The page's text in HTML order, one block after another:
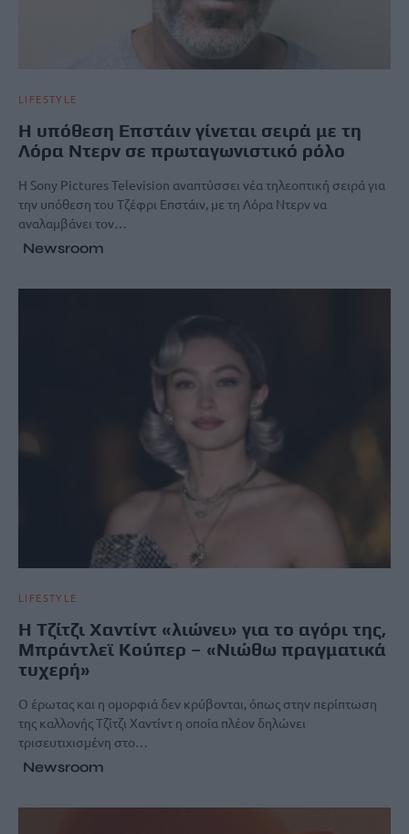
LIFESTYLE
Η υπόθεση Επστάιν γίνεται σειρά με τη
Λόρα Ντερν σε πρωταγωνιστικό ρόλο
Η Sony Pictures Television αναπτύσσει νέα τηλεοπτική σειρά για
την υπόθεση του Τζέφρι Επστάιν, με τη Λόρα Ντερν να
αναλαμβάνει τον…
Newsroom
LIFESTYLE
Η Τζίτζι Χαντίντ «λιώνει» για το αγόρι της,
Μπράντλεϊ Κούπερ – «Νιώθω πραγματικά
τυχερή»
Ο έρωτας και η ομορφιά δεν κρύβονται, όπως στην περίπτωση
της καλλονής Tζίτζι Χαντίντ η οποία πλέον δηλώνει
τρισευτιχισμένη στο…
Newsroom